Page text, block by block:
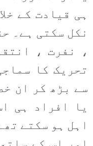
ہی قیادت کے
نکل سکتی ہے۔
، نفرت ،
تحریک کا
سے بڑھ کر ان
یا افراد ہی
اہل ہو سکتے